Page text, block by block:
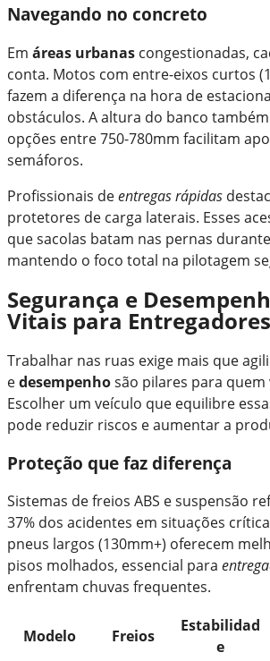
Navegando no concreto
Em áreas urbanas congestionadas,
conta. Motos com entre-eixos curtos
fazem a diferença na hora de
obstáculos. A altura do banco
opções entre 750-780mm facilitam
semáforos.
Profissionais deentregas rápidas
protetores de carga laterais. Esses
que sacolas batam nas pernas
mantendo o foco total na pilotagem
Segurança e
Vitais para Entregadores
Trabalhar nas ruas exige mais que
edesempenhosão pilares para quem
Escolher um veículo que equilibre
pode reduzir riscos e aumentar a
Proteção que faz diferença
Sistemas de freios ABS e suspensão
37% dos acidentes em situações
pneus largos (130mm+) oferecem
pisos molhados, essencial para
enfrentam chuvas frequentes.
Modelo Freios
Estabilidad
e